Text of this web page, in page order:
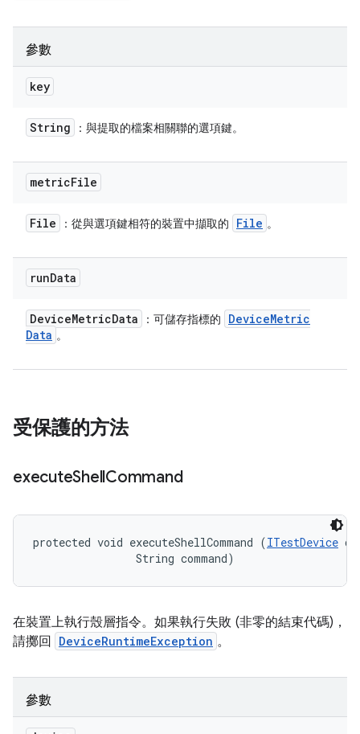
參數
key
String ：與提取的檔案相關聯的選項鍵。
metricFile
File ：從與選項鍵相符的裝置中擷取的 File 。
runData
DeviceMetricData ：可儲存指標的 DeviceMetric
Data 。
受保護的方法
executeShellCommand
protected void executeShellCommand (ITestDevice
                String command)
在裝置上執行殼層指令。如果執行失敗 (非零的結束代碼)，
請擲回
DeviceRuntimeException 。
參數